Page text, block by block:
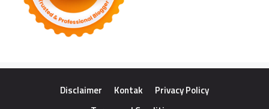
Disclaimer Kontak
Privacy Policy